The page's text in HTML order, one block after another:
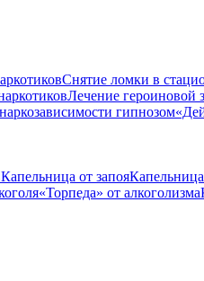
Снятие ломки в
Лечение героиновой
гипнозом
Капельница от запоя
«Торпеда» от алкоголизма